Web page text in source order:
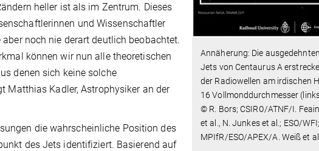
Annäherung: Die
Jets von Centaurus A
der Radiowellen am irdischen
16 Vollmonddurchmesser
© R. Bors; CSIRO/ATNF/I.
et al., N. Junkes et al.; ESO/WFI;
MPIfR/ESO/APEX/A. Weiß et
heller ist als im Zentrum. Dieses
und Wissenschaftler
noch nie derart deutlich beobachtet.
können wir nun alle theoretischen
denen sich keine solche
Matthias Kadler, Astrophysiker an der
die wahrscheinliche Position des
des Jets identifiziert. Basierend auf